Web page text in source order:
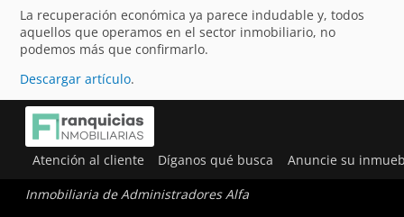
La recuperación económica ya parece indudable y, todos
aquellos que operamos en el sector inmobiliario, no
podemos más que confirmarlo.
Descargar artículo.
Atención al cliente Díganos qué busca Anuncie su
Inmobiliaria de Administradores Alfa